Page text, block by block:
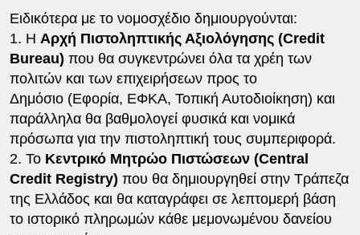
Ειδικότερα με το νομοσχέδιο δημιουργούνται:
1. Η Αρχή Πιστοληπτικής Αξιολόγησης (Credit
Bureau) που θα συγκεντρώνει όλα τα χρέη των
πολιτών και των επιχειρήσεων προς το
Δημόσιο (Εφορία, ΕΦΚΑ, Τοπική Αυτοδιοίκηση) και
παράλληλα θα βαθμολογεί φυσικά και νομικά
πρόσωπα για την πιστοληπτική τους συμπεριφορά.
2. To Κεντρικό Μητρώο Πιστώσεων (Central
Credit Registry) που θα δημιουργηθεί στην Τράπεζα
της Ελλάδος και θα καταγράφει σε λεπτομερή βάση
το ιστορικό πληρωμών κάθε μεμονωμένου δανείου